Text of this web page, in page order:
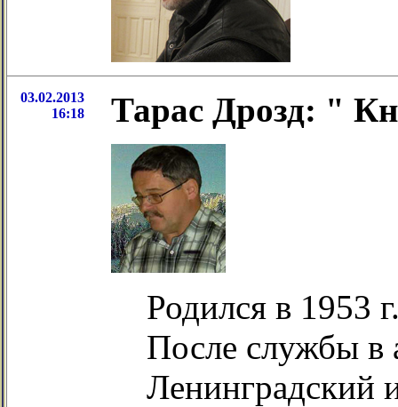
03.02.2013
16:18
Тарас Дрозд: "
Родился в 1953
После службы в
Ленинградский